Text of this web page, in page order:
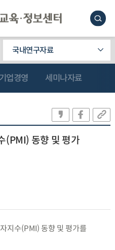
국내연구자료
기업경영 세미나자료
(PMI) 동향 및 평가
지수(PMI) 동향 및 평가를